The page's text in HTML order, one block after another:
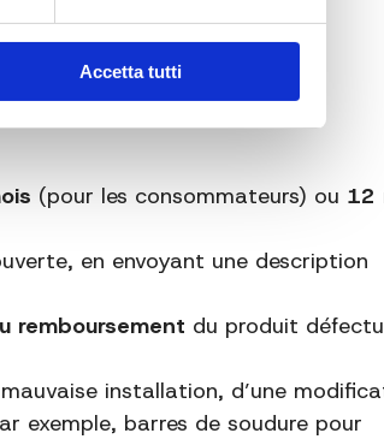
Accetta tutti
du produit retourné.
(pour les consommateurs) ou 12
en envoyant une description
remboursement du produit
installation, d’une
exemple, barres de soudure pour